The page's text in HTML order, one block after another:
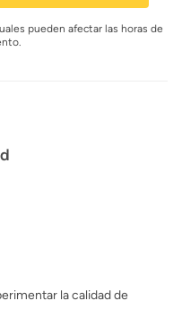
pueden afectar las horas de
la calidad de